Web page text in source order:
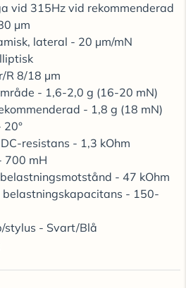
vid 315Hz vid rekommenderad
µm
lateral - 20 µm/mN
R 8/18 µm
- 1,6-2,0 g (16-20 mN)
- 1,8 g (18 mN)
20°
resistans - 1,3 kOhm
700 mH
- 47 kOhm
belastningskapacitans - 150-
stylus - Svart/Blå